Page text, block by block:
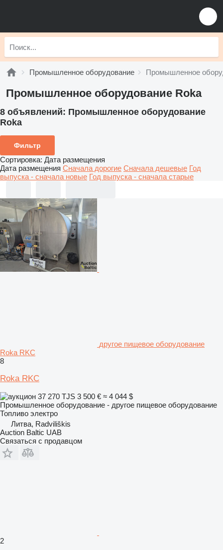
Промышленное оборудование Промышленное
Промышленное оборудование Roka
8 объявлений: Промышленное оборудование
Roka
Фильтр
Сортировка: Дата размещения
Дата размещения Сначала дорогие Сначала дешевые Год
выпуска - сначала новые Год выпуска - сначала старые
другое пищевое оборудование
Roka RKC
8
Roka RKC
37 270 TJS 3 500 € ≈ 4 044 $
Промышленное оборудование - другое пищевое оборудование
Топливо электро
Литва, Radviliškis
Auction Baltic UAB
Связаться с продавцом
2